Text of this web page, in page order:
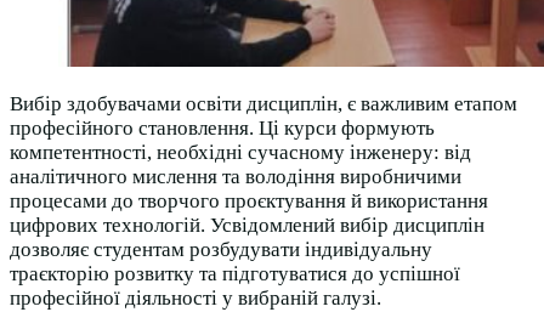
Вибір здобувачами освіти дисциплін, є важливим етапом
професійного становлення. Ці курси формують
компетентності, необхідні сучасному інженеру: від
аналітичного мислення та володіння виробничими
процесами до творчого проєктування й використання
цифрових технологій. Усвідомлений вибір дисциплін
дозволяє студентам розбудувати індивідуальну
траєкторію розвитку та підготуватися до успішної
професійної діяльності у вибраній галузі.